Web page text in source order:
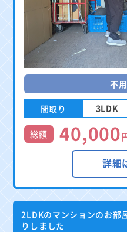
不
間取り 3LDK
総額 40,000
詳細
2LDKのマンションのお部
りしました